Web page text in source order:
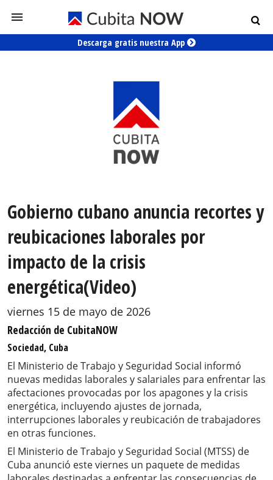
Descarga gratis nuestra App
Gobierno cubano anuncia recortes y
reubicaciones laborales por
impacto de la crisis
energética(Video)
viernes 15 de mayo de 2026
Redacción de CubitaNOW
Sociedad, Cuba
El Ministerio de Trabajo y Seguridad Social informó
nuevas medidas laborales y salariales para enfrentar las
afectaciones provocadas por los apagones y la crisis
energética, incluyendo ajustes de jornada,
interrupciones laborales y reubicación de trabajadores
en otras funciones.
El Ministerio de Trabajo y Seguridad Social (MTSS) de
Cuba anunció este viernes un paquete de medidas